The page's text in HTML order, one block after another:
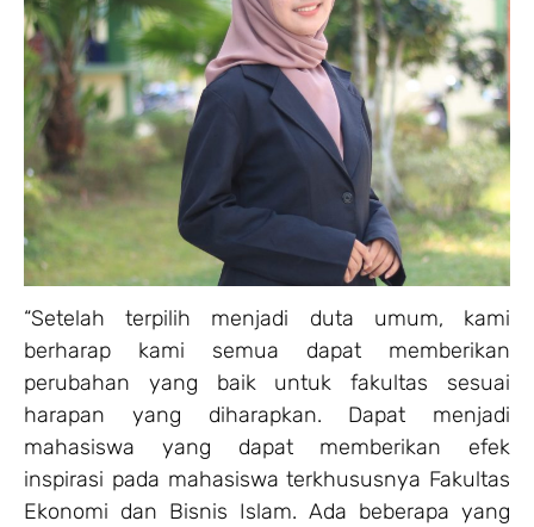
“Setelah terpilih menjadi duta umum, kami
berharap kami semua dapat memberikan
perubahan yang baik untuk fakultas sesuai
harapan yang diharapkan. Dapat menjadi
mahasiswa yang dapat memberikan efek
inspirasi pada mahasiswa terkhususnya Fakultas
Ekonomi dan Bisnis Islam. Ada beberapa yang